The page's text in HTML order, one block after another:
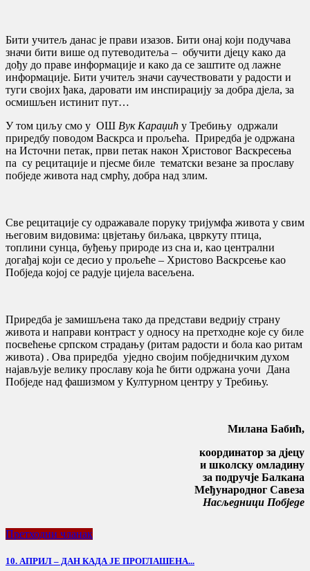
Бити учитељ данас је прави изазов. Бити онај који подучава
значи бити више од путеводитеља – обучити дјецу како да
дођу до праве информације и како да се заштите од лажне
информације. Бити учитељ значи саучествовати у радости и
туги својих ђака, даровати им инспирацију за добра дјела, за
осмишљен истинит пут…
У том циљу смо у ОШ Вук Караџић у Требињу одржали
приредбу поводом Васкрса и прољећа. Приредба је одржана
на Источни петак, први петак након Христовог Васкресења
па су рецитације и пјесме биле тематски везане за прославу
побједе живота над смрћу, добра над злим.
Све рецитације су одражавале поруку тријумфа живота у свим
његовим видовима: цвјетању биљака, цвркуту птица,
топлини сунца, буђењу природе из сна и, као централни
догађај који се десио у прољеће – Христово Васкрсење као
Побједа којој се радује цијела васељена.
Приредба је замишљена тако да представи ведрију страну
живота и направи контраст у односу на претходне које су биле
посвећење српском страдању (ритам радости и бола као ритам
живота) . Ова приредба уједно својим побједничким духом
најављује велику прославу која ће бити одржана уочи Дана
Побједе над фашизмом у Културном центру у Требињу.
Милана Бабић,
координатор за дјецу
и школску омладину
за подручје Балкана
Међународног Савеза
Насљедници Побједе
Претходни чланак
10. АПРИЛ – ДАН КАДА ЈЕ ПРОГЛАШЕНА...